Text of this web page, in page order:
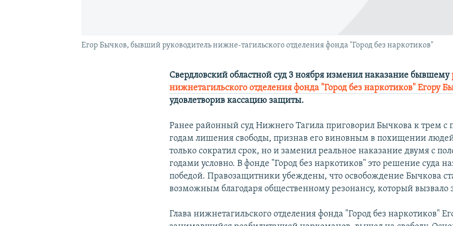
Егор Бычков, бывший руководитель нижне-тагильского отделения фонда "Город без наркотиков"
Свердловский областной суд 3 ноября изменил наказание бывшему
нижнетагильского отделения фонда "Город без наркотиков" Егору
удовлетворив кассацию защиты.
Ранее районный суд Нижнего Тагила приговорил Бычкова к трем с
годам лишения свободы, признав его виновным в похищении
только сократил срок, но и заменил реальное наказание двумя с
годами условно. В фонде "Город без наркотиков" это решение суда
победой. Правозащитники убеждены, что освобождение Бычкова
возможным благодаря общественному резонансу, который вызвало
Глава нижнетагильского отделения фонда "Город без наркотиков"